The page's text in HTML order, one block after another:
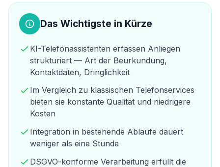
Das Wichtigste in Kürze
KI-Telefonassistenten erfassen Anliegen
strukturiert — Art der Beurkundung,
Kontaktdaten, Dringlichkeit
Im Vergleich zu klassischen Telefonservices
bieten sie konstante Qualität und niedrigere
Kosten
Integration in bestehende Abläufe dauert
weniger als eine Stunde
DSGVO-konforme Verarbeitung erfüllt die